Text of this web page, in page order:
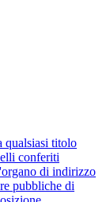
qualsiasi titolo
conferiti
di indirizzo
pubbliche di